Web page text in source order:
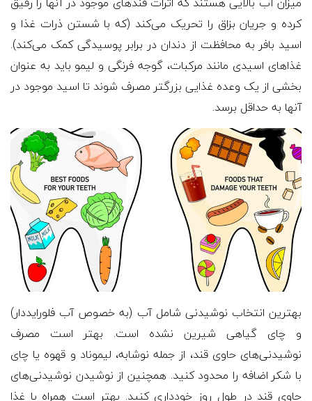
کرده و جریان بزاق را تحریک می‌کند (که با شستن ذرات غذا و
اسید بافر به محافظت از دندان در برابر پوسیدگی کمک می‌کند).
غذاهای اسیدی مانند مرکبات، گوجه فرنگی و لیمو باید به عنوان
بخشی از یک وعده غذایی بزرگتر مصرف شوند تا اسید موجود در
آنها به حداقل برسد.
بهترین انتخاب نوشیدنی شامل آب (به خصوص آب فلورایددار)
و چای گیاهی شیرین نشده است. بهتر است مصرف
نوشیدنی‌های حاوی قند، از جمله نوشابه، لیموناد و قهوه یا چای
با شکر اضافه را محدود کنید. همچنین از نوشیدن نوشیدنی‌های
حاوی قند در طول روز خودداری کنید. بهتر است همراه با غذا